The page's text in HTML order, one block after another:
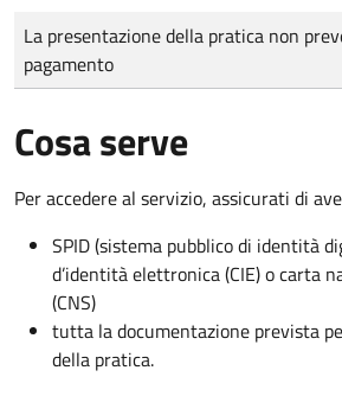
Tipo di pagamento
Importo
La presentazione della pratica non
pagamento
Cosa serve
Per accedere al servizio, assicurati di
SPID (sistema pubblico di identità
d’identità elettronica (CIE) o carta
(CNS)
tutta la documentazione prevista
della pratica.